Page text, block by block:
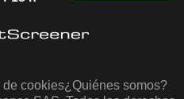
cookies¿Quiénes somos?